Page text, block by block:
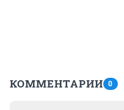
КОММЕНТАРИИ 0